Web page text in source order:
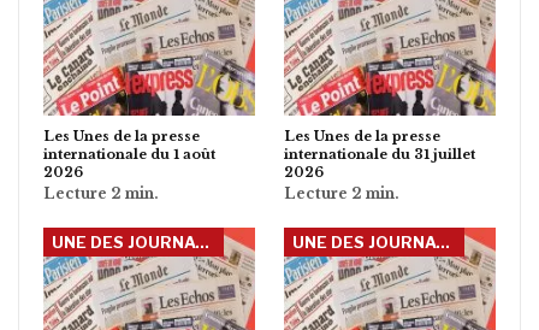
Les Unes de la presse
internationale du 1 août
2026
Les Unes de la presse
internationale du 31 juillet
2026
UNE DES JOURNAUX INTERNATIONAUX UNE DES JOURNAUX INTERNATIONAUX